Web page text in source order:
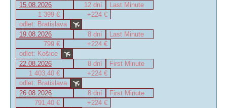
15.08.2026
12 dní
Last Minute
1 399 €
+224 €
odlet: Bratislava
19.08.2026
8 dní
Last Minute
799 €
+224 €
odlet: Košice
22.08.2026
8 dní
First Minute
1 403,40 €
+224 €
odlet: Bratislava
26.08.2026
8 dní
First Minute
791,40 €
+224 €